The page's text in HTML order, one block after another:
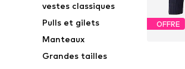
vestes classiques
Pulls et gilets
Manteaux
Grandes tailles
OFFRE